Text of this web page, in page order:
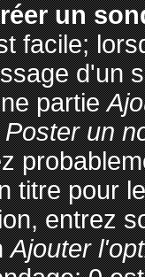
un
facile;
d'un
partie
Poster un
titre pour
entrez
Ajouter